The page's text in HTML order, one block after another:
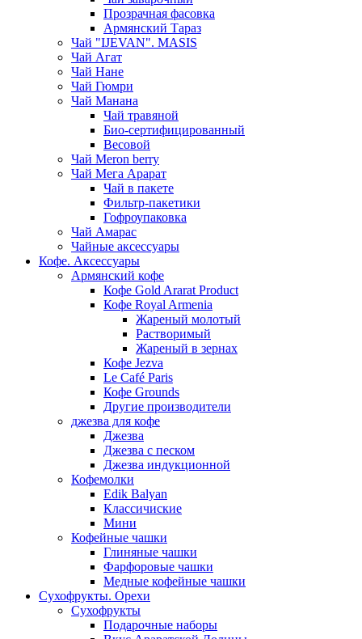
Прозрачная фасовка
Армянский Тараз
Чай "IJEVAN". MASIS
Чай Агат
Чай Нане
Чай Гюмри
Чай Манана
Чай травяной
Био-сертифицированный
Весовой
Чай Meron berry
Чай Мега Арарат
Чай в пакете
Фильтр-пакетики
Гофроупаковка
Чай Амарас
Чайные аксессуары
Кофе. Аксессуары
Армянский кофе
Кофе Gold Ararat Product
Кофе Royal Armenia
Жареный молотый
Растворимый
Жареный в зернах
Кофе Jezva
Le Café Paris
Кофе Grounds
Другие производители
джезва для кофе
Джезва
Джезва с песком
Джезва индукционной
Кофемолки
Edik Balyan
Классичиские
Мини
Кофейные чашки
Глиняные чашки
Фарфоровые чашки
Медные кофейные чашки
Сухофрукты. Орехи
Сухофрукты
Подарочные наборы